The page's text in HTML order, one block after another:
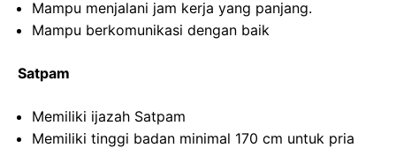
Mampu menjalani jam kerja yang panjang.
Mampu berkomunikasi dengan baik
Satpam
Memiliki ijazah Satpam
Memiliki tinggi badan minimal 170 cm untuk pria